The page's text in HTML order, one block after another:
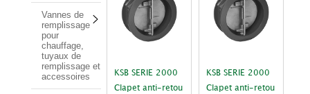
Vannes de
remplissage
pour
chauffage,
tuyaux de
remplissage et
accessoires
KSB SERIE 2000
Clapet anti-retou
KSB SERIE 2000
Clapet anti-retou